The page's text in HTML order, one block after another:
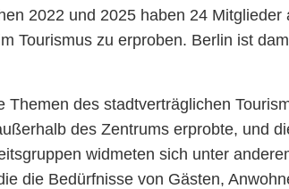
2022 und 2025 haben 24 Mitglieder
Tourismus zu erproben. Berlin ist
des stadtverträglichen
des Zentrums erprobte, und
widmeten sich unter
die Bedürfnisse von Gästen,